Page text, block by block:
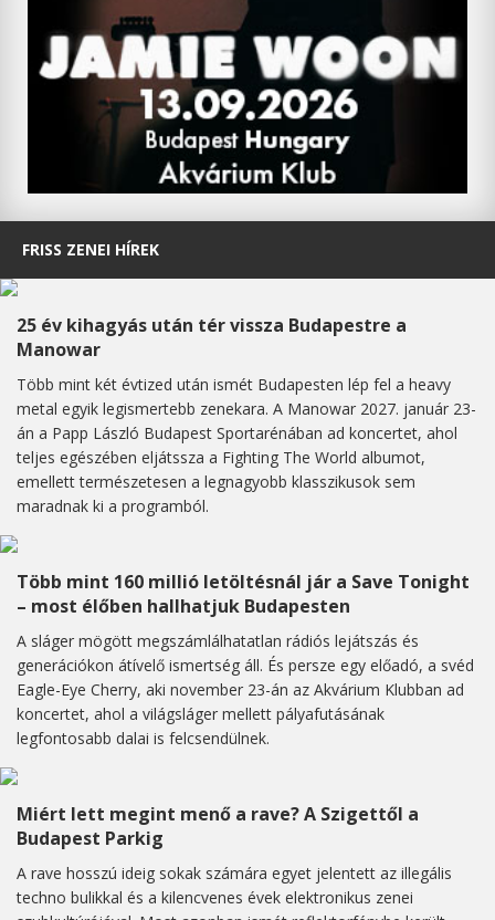
FRISS ZENEI HÍREK
25 év kihagyás után tér vissza Budapestre a
Manowar
Több mint két évtized után ismét Budapesten lép fel a heavy
metal egyik legismertebb zenekara. A Manowar 2027. január 23-
án a Papp László Budapest Sportarénában ad koncertet, ahol
teljes egészében eljátssza a Fighting The World albumot,
emellett természetesen a legnagyobb klasszikusok sem
maradnak ki a programból.
Több mint 160 millió letöltésnál jár a Save Tonight
– most élőben hallhatjuk Budapesten
A sláger mögött megszámlálhatatlan rádiós lejátszás és
generációkon átívelő ismertség áll. És persze egy előadó, a svéd
Eagle-Eye Cherry, aki november 23-án az Akvárium Klubban ad
koncertet, ahol a világsláger mellett pályafutásának
legfontosabb dalai is felcsendülnek.
Miért lett megint menő a rave? A Szigettől a
Budapest Parkig
A rave hosszú ideig sokak számára egyet jelentett az illegális
techno bulikkal és a kilencvenes évek elektronikus zenei